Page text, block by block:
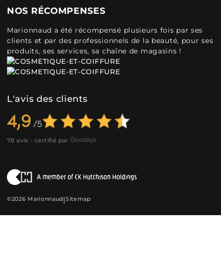
NOS RÉCOMPENSES
Marionnaud a été récompensé plusieurs fois par ses
clients et par des professionnels de la beauté, pour ses
produits, ses services, sa chaîne de magasins !
L'avis des clients
4,9
78 avis - certifié par
©2026 Marionnaud|Sitemap